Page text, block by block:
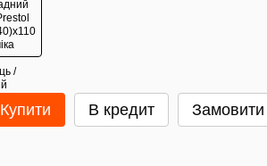
Купити В кредит